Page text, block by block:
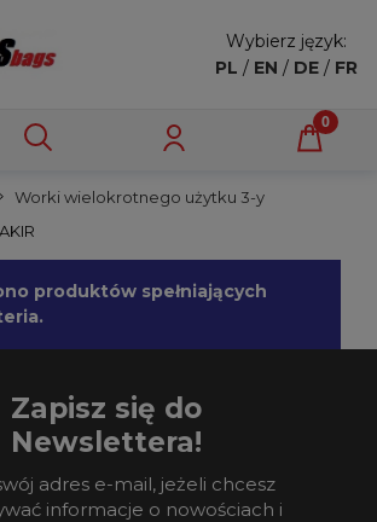
Wybierz język:
PL / EN / DE / FR
Worki wielokrotnego użytku 3-y
produktów spełniających
Zapisz się do
Newslettera!
adres e-mail, jeżeli chcesz
informacje o nowościach i